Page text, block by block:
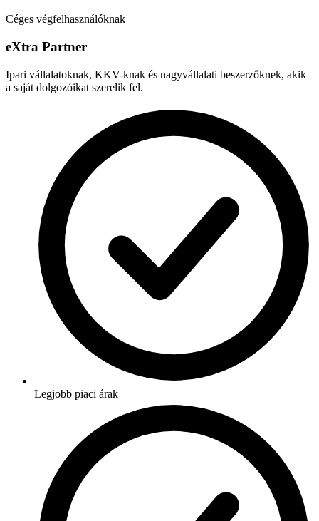
Céges végfelhasználóknak
eXtra Partner
Ipari vállalatoknak, KKV-knak és nagyvállalati beszerzőknek, akik
a saját dolgozóikat szerelik fel.
Legjobb piaci árak